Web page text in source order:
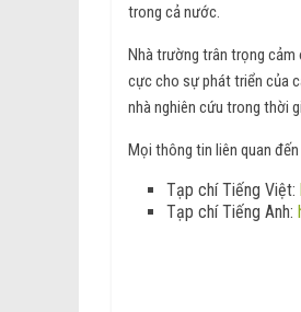
trong cả nước.
Nhà trường trân trọng cảm
cực cho sự phát triển của
nhà nghiên cứu trong thời
Mọi thông tin liên quan
Tạp chí Tiếng Việt:
Tạp chí Tiếng Anh: